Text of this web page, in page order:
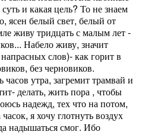
и какая цель? То не знаем
ясен белый свет, белый от
живу тридцать с малым лет -
Набело живу, значит
слов)- как горит в
без черновиков.
утра, загремит трамвай и
делать, жить пора , чтобы
надежд, тех что на потом,
я хочу глотнуть воздух
надышаться смог. Ибо